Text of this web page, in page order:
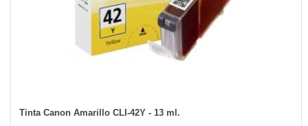
Tinta Canon Amarillo CLI-42Y - 13 ml.
Skip